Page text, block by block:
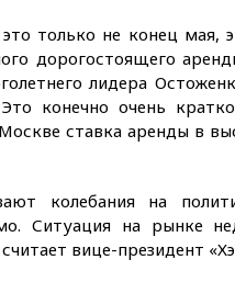
только не конец мая,
дорогостоящего
лидера
конечно очень
ставка аренды в
колебания на
Ситуация на рынке
считает вице-президент